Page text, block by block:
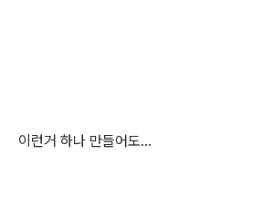
이런거 하나 만들어도...